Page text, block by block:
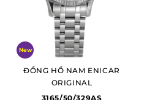
New
ĐỒNG HỒ NAM ENICAR
ORIGINAL
3165/50/329AS